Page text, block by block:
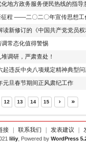
地方政务服务便民热线的指导
征程 ——二〇二〇年宣传思想工
常态化值得警惕
调研，严肃查处！
起违反中央八项规定精神典型
元旦春节期间正风肃纪工作
12 13 14 15 › »
接 联系我们 发表建议
liliy , Powered by WordPress